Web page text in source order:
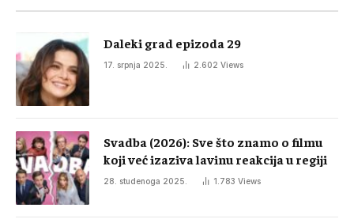
Daleki grad epizoda 29
17. srpnja 2025. 2.602 Views
Svadba (2026): Sve što znamo o filmu
koji već izaziva lavinu reakcija u regiji
28. studenoga 2025. 1.783 Views